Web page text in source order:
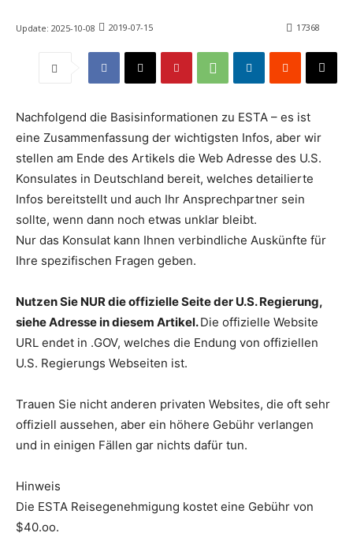
Update: 2025-10-08 2019-07-15 17368
Nachfolgend die Basisinformationen zu ESTA – es ist
eine Zusammenfassung der wichtigsten Infos, aber wir
stellen am Ende des Artikels die Web Adresse des U.S.
Konsulates in Deutschland bereit, welches detailierte
Infos bereitstellt und auch Ihr Ansprechpartner sein
sollte, wenn dann noch etwas unklar bleibt.
Nur das Konsulat kann Ihnen verbindliche Auskünfte für
Ihre spezifischen Fragen geben.
Nutzen Sie NUR die offizielle Seite der U.S. Regierung,
siehe Adresse in diesem Artikel.Die offizielle Website
URL endet in .GOV, welches die Endung von offiziellen
U.S. Regierungs Webseiten ist.
Trauen Sie nicht anderen privaten Websites, die oft sehr
offiziell aussehen, aber ein höhere Gebühr verlangen
und in einigen Fällen gar nichts dafür tun.
Hinweis
Die ESTA Reisegenehmigung kostet eine Gebühr von
$40.oo.